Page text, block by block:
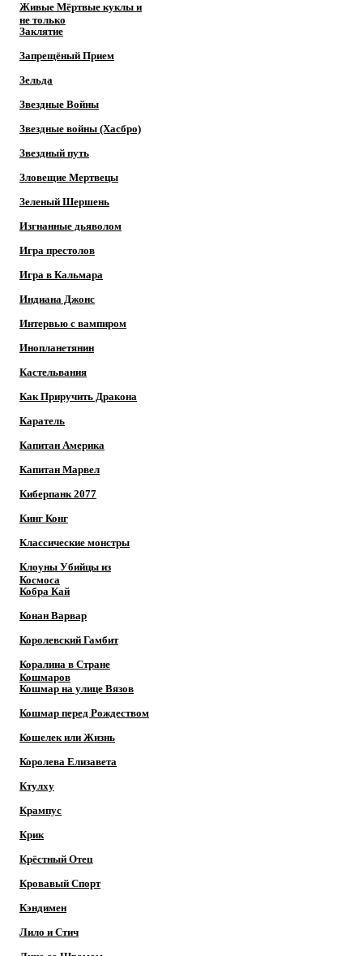
Живые Мёртвые куклы и
не только
Заклятие
Запрещёный Прием
Зельда
Звездные Войны
Звездные войны (Хасбро)
Звездный путь
Зловещие Мертвецы
Зеленый Шершень
Изгнанные дьяволом
Игра престолов
Игра в Кальмара
Индиана Джонс
Интервью с вампиром
Инопланетянин
Кастельвания
Как Приручить Дракона
Каратель
Капитан Америка
Капитан Марвел
Киберпанк 2077
Кинг Конг
Классические монстры
Клоуны Убийцы из
Космоса
Кобра Кай
Конан Варвар
Королевский Гамбит
Коралина в Стране
Кошмаров
Кошмар на улице Вязов
Кошмар перед Рождеством
Кошелек или Жизнь
Королева Елизавета
Ктулху
Крампус
Крик
Крёстный Отец
Кровавый Спорт
Кэндимен
Лило и Стич